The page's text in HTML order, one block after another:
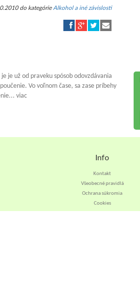
do kategórie Alkohol a iné závislosti
je už od praveku spósob odovzdávania
Vo voľnom čase, sa zase príbehy
viac
Info
Kontakt
Všeobecné pravidlá
Ochrana súkromia
Cookies